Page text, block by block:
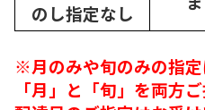
のし指定なし
※月のみや旬のみの指
「月」と「旬」を両方